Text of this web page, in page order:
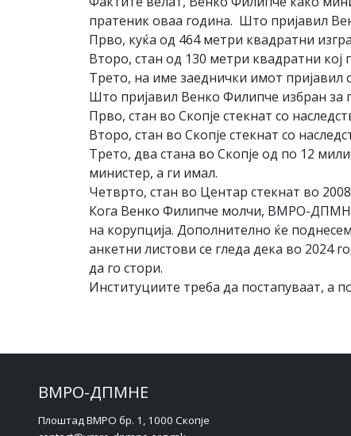
пратеник оваа година. Што пријавил
Прво, куќа од 464 метри квадратни
Второ, стан од 130 метри квадратни кој
Трето, на име заеднички имот пријавил
Што пријавил Венко Филипче избран за
Прво, стан во Скопје стекнат со
Второ, стан во Скопје стекнат со
Трето, два стана во Скопје од по 12
министер, а ги имал.
Четврто, стан во Центар стекнат во
Кога Венко Филипче молчи, ВМРО-ДПМНЕ
на корупција. Дополнително ќе
анкетни листови се гледа дека во 2024
да го стори.
Институциите треба да постапуваат, а
ВМРО-ДПМНЕ
Плоштад ВМРО бр. 1, 1000 Скопје